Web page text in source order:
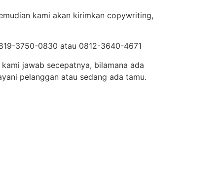
kami akan kirimkan copywriting,
3750-0830 atau 0812-3640-4671
jawab secepatnya, bilamana ada
pelanggan atau sedang ada tamu.